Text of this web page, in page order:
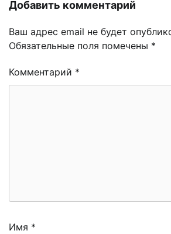
Добавить комментарий
Ваш адрес email не будет
Обязательные поля помечены *
Комментарий *
Имя *